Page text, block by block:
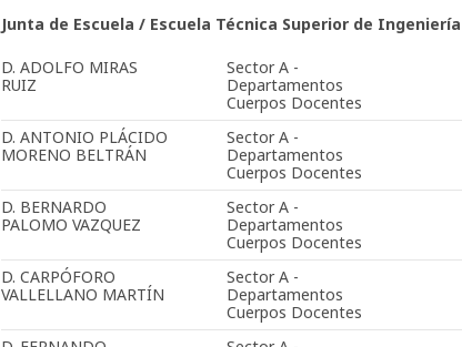
Junta de Escuela / Escuela Técnica Superior de Ingeniería
D. ADOLFO MIRAS
RUIZ
Sector A -
Departamentos
Cuerpos Docentes
D. ANTONIO PLÁCIDO
MORENO BELTRÁN
Sector A -
Departamentos
Cuerpos Docentes
D. BERNARDO
PALOMO VAZQUEZ
Sector A -
Departamentos
Cuerpos Docentes
D. CARPÓFORO
VALLELLANO MARTÍN
Sector A -
Departamentos
Cuerpos Docentes